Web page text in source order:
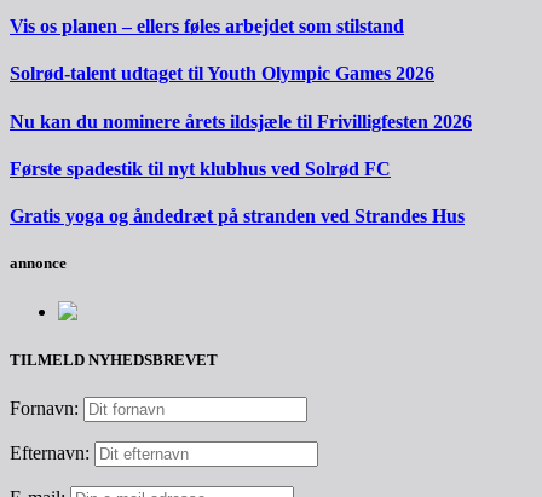
Vis os planen – ellers føles arbejdet som stilstand
Solrød-talent udtaget til Youth Olympic Games 2026
Nu kan du nominere årets ildsjæle til Frivilligfesten 2026
Første spadestik til nyt klubhus ved Solrød FC
Gratis yoga og åndedræt på stranden ved Strandes Hus
annonce
TILMELD NYHEDSBREVET
Fornavn:
Efternavn: